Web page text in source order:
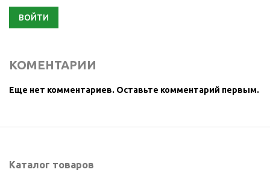
ВОЙТИ
КОМЕНТАРИИ
Еще нет комментариев. Оставьте комментарий первым.
Каталог товаров